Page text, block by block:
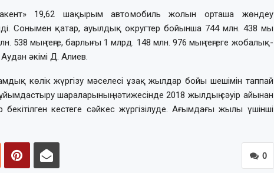
19,62 шақырым автомобиль жолын орташа жөндеу
Сонымен қатар, ауылдық округтер бойынша 744 млн. 438 мың
538 мың теңге, барлығы 1 млрд. 148 млн. 976 мың теңгеге жобалық-
әкімі Д. Алиев.
көлік жүргізу мәселесі ұзақ жылдар бойы шешімін таппай
шараларының нәтижесінде 2018 жылдың сәуір айынан
кестеге сәйкес жүргізілуде. Ағымдағы жылы үшінші
0